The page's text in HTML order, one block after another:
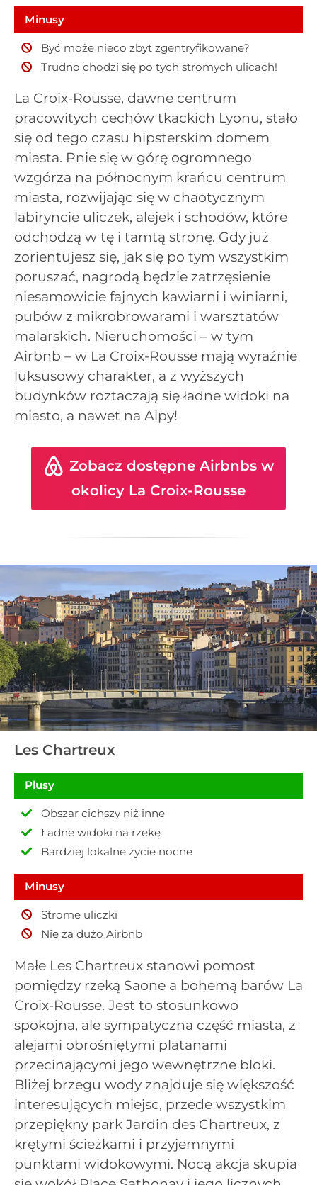
Minusy
Być może nieco zbyt zgentryfikowane?
Trudno chodzi się po tych stromych ulicach!
La Croix-Rousse, dawne centrum
pracowitych cechów tkackich Lyonu, stało
się od tego czasu hipsterskim domem
miasta. Pnie się w górę ogromnego
wzgórza na północnym krańcu centrum
miasta, rozwijając się w chaotycznym
labiryncie uliczek, alejek i schodów, które
odchodzą w tę i tamtą stronę. Gdy już
zorientujesz się, jak się po tym wszystkim
poruszać, nagrodą będzie zatrzęsienie
niesamowicie fajnych kawiarni i winiarni,
pubów z mikrobrowarami i warsztatów
malarskich. Nieruchomości – w tym
Airbnb – w La Croix-Rousse mają wyraźnie
luksusowy charakter, a z wyższych
budynków roztaczają się ładne widoki na
miasto, a nawet na Alpy!
Zobacz dostępne Airbnbs w
okolicy La Croix-Rousse
Les Chartreux
Plusy
Obszar cichszy niż inne
Ładne widoki na rzekę
Bardziej lokalne życie nocne
Minusy
Strome uliczki
Nie za dużo Airbnb
Małe Les Chartreux stanowi pomost
pomiędzy rzeką Saone a bohemą barów La
Croix-Rousse. Jest to stosunkowo
spokojna, ale sympatyczna część miasta, z
alejami obrośniętymi platanami
przecinającymi jego wewnętrzne bloki.
Bliżej brzegu wody znajduje się większość
interesujących miejsc, przede wszystkim
przepiękny park Jardin des Chartreux, z
krętymi ścieżkami i przyjemnymi
punktami widokowymi. Nocą akcja skupia